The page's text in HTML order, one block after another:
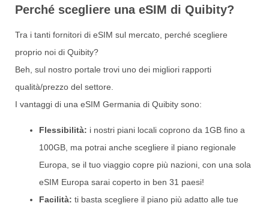
Perché scegliere una eSIM di Quibity?
Tra i tanti fornitori di eSIM sul mercato, perché scegliere
proprio noi di Quibity?
Beh, sul nostro portale trovi uno dei migliori rapporti
qualità/prezzo del settore.
I vantaggi di una eSIM Germania di Quibity sono:
Flessibilità: i nostri piani locali coprono da 1GB fino a
100GB, ma potrai anche scegliere il piano regionale
Europa, se il tuo viaggio copre più nazioni, con una sola
eSIM Europa sarai coperto in ben 31 paesi!
Facilità: ti basta scegliere il piano più adatto alle tue